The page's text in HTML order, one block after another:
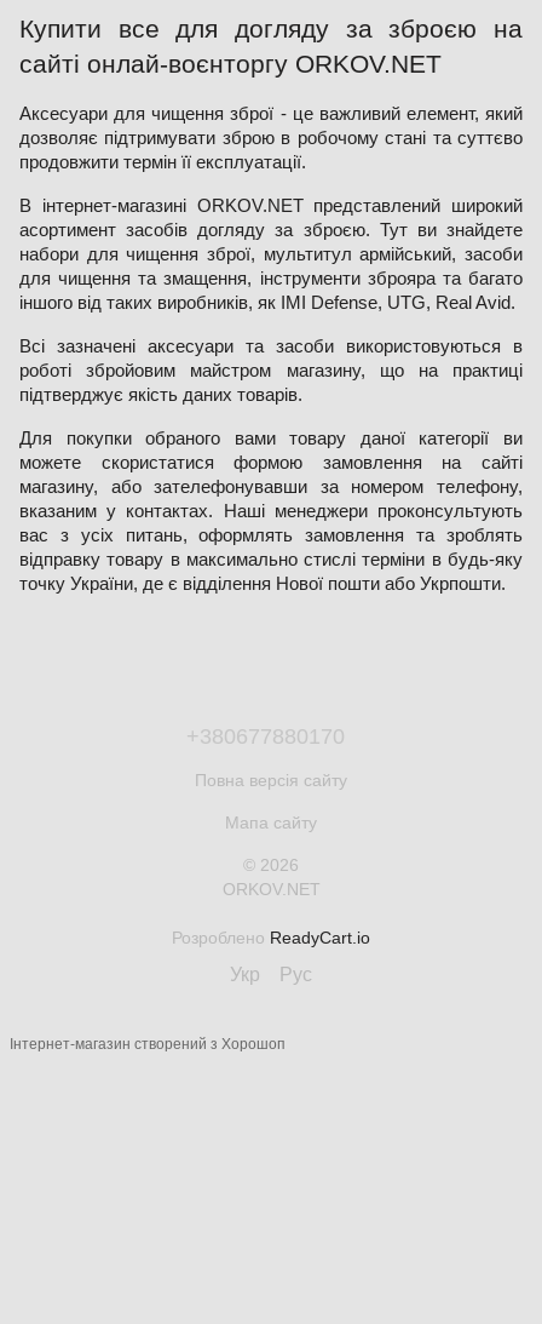
Купити все для догляду за зброєю на
сайті онлай-воєнторгу ORKOV.NET
Аксесуари для чищення зброї - це важливий елемент, який
дозволяє підтримувати зброю в робочому стані та суттєво
продовжити термін її експлуатації.
В інтернет-магазині ORKOV.NET представлений широкий
асортимент засобів догляду за зброєю. Тут ви знайдете
набори для чищення зброї, мультитул армійський, засоби
для чищення та змащення, інструменти зброяра та багато
іншого від таких виробників, як IMI Defense, UTG, Real Avid.
Всі зазначені аксесуари та засоби використовуються в
роботі збройовим майстром магазину, що на практиці
підтверджує якість даних товарів.
Для покупки обраного вами товару даної категорії ви
можете скористатися формою замовлення на сайті
магазину, або зателефонувавши за номером телефону,
вказаним у контактах. Наші менеджери проконсультують
вас з усіх питань, оформлять замовлення та зроблять
відправку товару в максимально стислі терміни в будь-яку
точку України, де є відділення Нової пошти або Укрпошти.
+380677880170
Повна версія сайту
Мапа сайту
© 2026
ORKOV.NET
Розроблено ReadyCart.io
Укр Рус
Інтернет-магазин створений з Хорошоп